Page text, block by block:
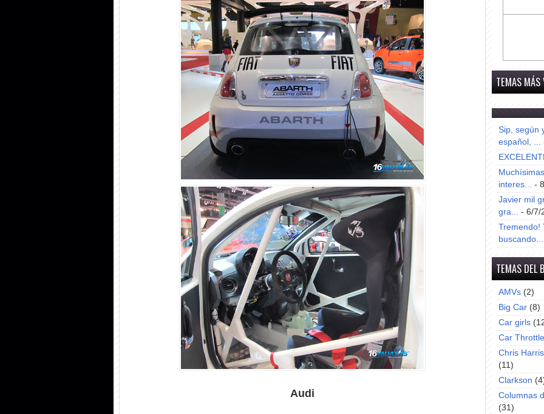
Audi
TEMAS MÁS
Sip, según
español, ...
interes... -
Javier mil
gra... - 6/7/
Tremendo!
buscando...
TEMAS DEL
AMVs (2)
Big Car (8)
Car girls
Car Throttle
Chris
(11)
Clarkson
Columnas
(31)